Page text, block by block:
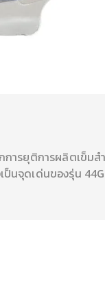
การยุติการผลิตเข็มส
นจุดเด่นของรุ่น